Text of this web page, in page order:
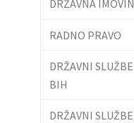
DRŽAVNA
RADNO PRAVO
DRŽAVNI
BIH
DRŽAVNI